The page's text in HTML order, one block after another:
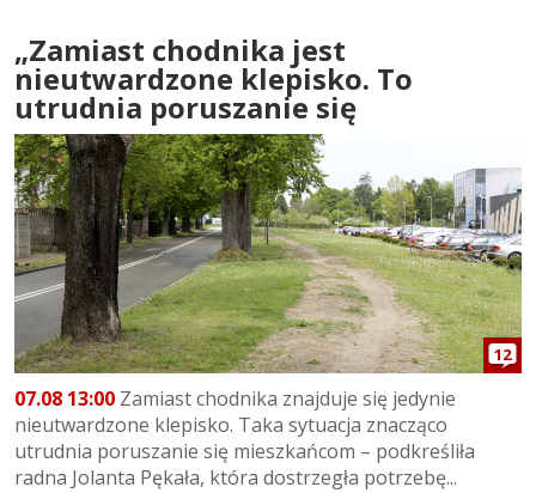
„Zamiast chodnika jest
nieutwardzone klepisko. To
utrudnia poruszanie się
12
07.08 13:00 Zamiast chodnika znajduje się jedynie
nieutwardzone klepisko. Taka sytuacja znacząco
utrudnia poruszanie się mieszkańcom – podkreśliła
radna Jolanta Pękała, która dostrzegła potrzebę...